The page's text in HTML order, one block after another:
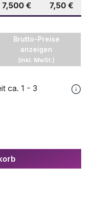
7,500 € 7,50 €
Brutto-Preise
anzeigen
(inkl. MwSt.)
ca. 1 - 3